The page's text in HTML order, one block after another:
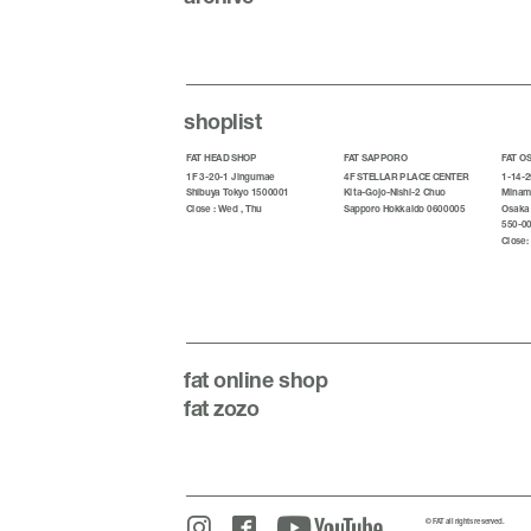
shoplist
FAT HEAD SHOP
1F 3-20-1 Jingumae
Shibuya Tokyo 1500001
Close : Wed , Thu
FAT SAPPORO
4F STELLAR PLACE CENTER
Kita-Gojo-Nishi-2 Chuo
Sapporo Hokkaido 0600005
FAT
1-14-
550-
Close:
fatonline shop
fat zozo
© FAT all rights reserved.